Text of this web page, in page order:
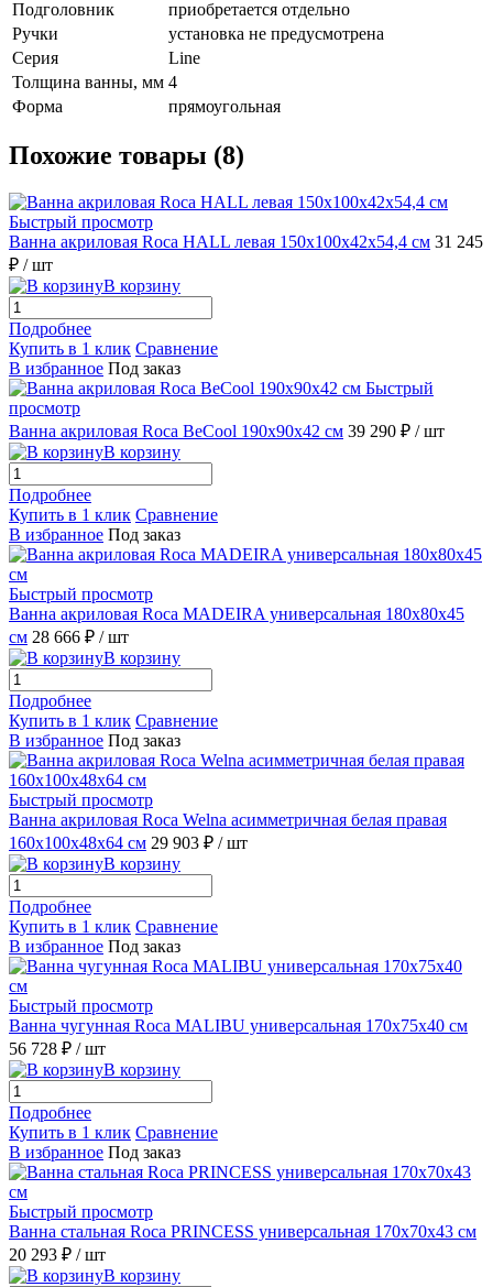
Подголовник
приобретается отдельно
Ручки
установка не предусмотрена
Серия
Line
Толщина ванны, мм 4
Форма
прямоугольная
Похожие товары (8)
Быстрый просмотр
Ванна акриловая Roca HALL левая 150x100x42x54,4 см 31 245
₽ / шт
В корзину
Подробнее
Купить в 1 клик Сравнение
В избранное Под заказ
Быстрый
просмотр
Ванна акриловая Roca BeCool 190x90x42 см 39 290 ₽ / шт
В корзину
Подробнее
Купить в 1 клик Сравнение
В избранное Под заказ
Быстрый просмотр
Ванна акриловая Roca MADEIRA универсальная 180x80x45
см 28 666 ₽ / шт
В корзину
Подробнее
Купить в 1 клик Сравнение
В избранное Под заказ
Быстрый просмотр
Ванна акриловая Roca Welna асимметричная белая правая
160x100x48x64 см 29 903 ₽ / шт
В корзину
Подробнее
Купить в 1 клик Сравнение
В избранное Под заказ
Быстрый просмотр
Ванна чугунная Roca MALIBU универсальная 170x75x40 см
56 728 ₽ / шт
В корзину
Подробнее
Купить в 1 клик Сравнение
В избранное Под заказ
Быстрый просмотр
Ванна стальная Roca PRINCESS универсальная 170x70x43 см
20 293 ₽ / шт
В корзину